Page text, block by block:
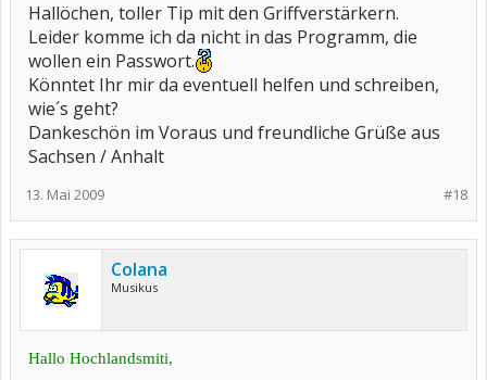
Hallöchen, toller Tip mit den Griffverstärkern.
Leider komme ich da nicht in das Programm, die
wollen ein Passwort.
Könntet Ihr mir da eventuell helfen und schreiben,
wie´s geht?
Dankeschön im Voraus und freundliche Grüße aus
Sachsen / Anhalt
#18
13. Mai 2009
Colana
Musikus
Hallo Hochlandsmiti,